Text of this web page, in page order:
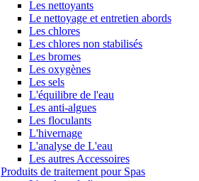
Les nettoyants
Le nettoyage et entretien abords
Les chlores
Les chlores non stabilisés
Les bromes
Les oxygènes
Les sels
L'équilibre de l'eau
Les anti-algues
Les floculants
L'hivernage
L'analyse de L'eau
Les autres Accessoires
Produits de traitement pour Spas